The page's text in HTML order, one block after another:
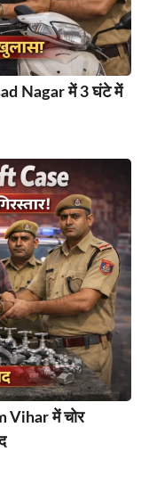
Nagar में 3 घंटे में
Vihar में चोर